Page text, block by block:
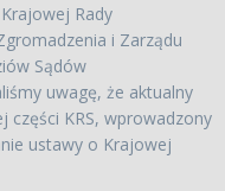
Rady
i Zarządu
Sądów
uwagę, że aktualny
części KRS, wprowadzony
ustawy o Krajowej